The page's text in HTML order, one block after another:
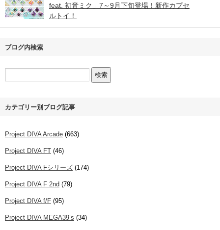
feat. 初音ミク」7～9月下旬登場！新作カプセ
ルトイ！
ブログ内検索
カテゴリー別ブログ記事
Project DIVA Arcade (663)
Project DIVA FT (46)
Project DIVA Fシリーズ (174)
Project DIVA F 2nd (79)
Project DIVA f/F (95)
Project DIVA MEGA39’s (34)